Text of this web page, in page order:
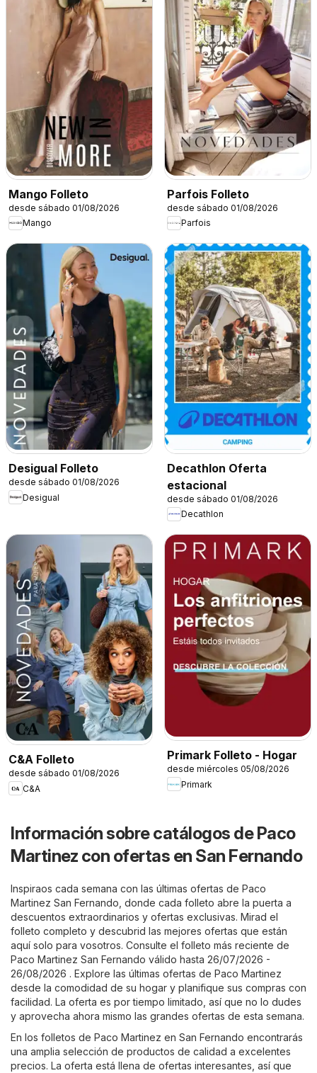
Mango Folleto
desde sábado 01/08/2026
Mango
Parfois Folleto
desde sábado 01/08/2026
Parfois
Desigual Folleto
desde sábado 01/08/2026
Desigual
Decathlon Oferta
estacional
desde sábado 01/08/2026
Decathlon
C&A Folleto
desde sábado 01/08/2026
C&A
Primark Folleto - Hogar
desde miércoles 05/08/2026
Primark
Información sobre catálogos de Paco
Martinez con ofertas en San Fernando
Inspiraos cada semana con las últimas ofertas de Paco
Martinez San Fernando, donde cada folleto abre la puerta a
descuentos extraordinarios y ofertas exclusivas. Mirad el
folleto completo y descubrid las mejores ofertas que están
aquí solo para vosotros. Consulte el folleto más reciente de
Paco Martinez San Fernando válido hasta 26/07/2026 -
26/08/2026 . Explore las últimas ofertas de Paco Martinez
desde la comodidad de su hogar y planifique sus compras con
facilidad. La oferta es por tiempo limitado, así que no lo dudes
y aprovecha ahora mismo las grandes ofertas de esta semana.
En los folletos de Paco Martinez en San Fernando encontrarás
una amplia selección de productos de calidad a excelentes
precios. La oferta está llena de ofertas interesantes, así que